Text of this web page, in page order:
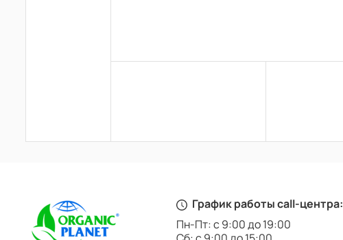
График работы call-центра:
Пн-Пт: с 9:00 до 19:00